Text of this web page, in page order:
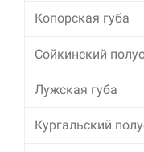
Копорская губа
Сойкинский
Лужская губа
Кургальский